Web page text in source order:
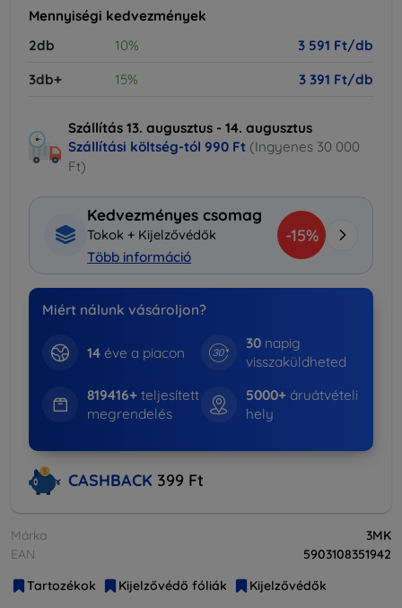
Mennyiségi kedvezmények
2db
10%
3 591 Ft/db
3db+
15% 3 391 Ft/db
Szállítás 13. augusztus - 14. augusztus
Szállítási költség-tól 990 Ft (Ingyenes 30 000
Ft)
Kedvezményes csomag
Tokok + Kijelzővédők
Több információ
-15%
Miért nálunk vásároljon?
14éve a piacon
30 napig
visszaküldheted
819416+teljesített
megrendelés
5000+ áruátvételi
hely
CASHBACK 399 Ft
Márka
3MK
EAN
5903108351942
Tartozékok
Kijelzővédő fóliák Kijelzővédők